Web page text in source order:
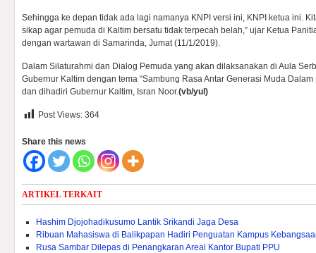
Sehingga ke depan tidak ada lagi namanya KNPI versi ini, KNPI ketua ini.
sikap agar pemuda di Kaltim bersatu tidak terpecah belah,” ujar Ketua
dengan wartawan di Samarinda, Jumat (11/1/2019).
Dalam Silaturahmi dan Dialog Pemuda yang akan dilaksanakan di Aula
Gubernur Kaltim dengan tema “Sambung Rasa Antar Generasi Muda
dan dihadiri Gubernur Kaltim, Isran Noor.(vb/yul)
Post Views: 364
Share this news
ARTIKEL TERKAIT
Hashim Djojohadikusumo Lantik Srikandi Jaga Desa
Ribuan Mahasiswa di Balikpapan Hadiri Penguatan Kampus
Rusa Sambar Dilepas di Penangkaran Areal Kantor Bupati PPU